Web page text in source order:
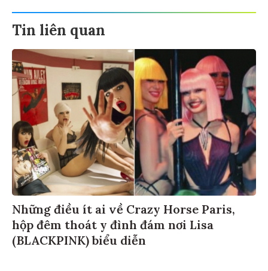
Tin liên quan
Những điều ít ai về Crazy Horse Paris,
hộp đêm thoát y đình đám nơi Lisa
(BLACKPINK) biểu diễn